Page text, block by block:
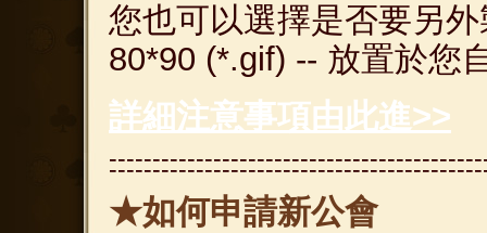
您也可以選擇是否要另
80*90 (*.gif) -- 放置於您
詳細注意事項由此進>>
★如何申請新公會